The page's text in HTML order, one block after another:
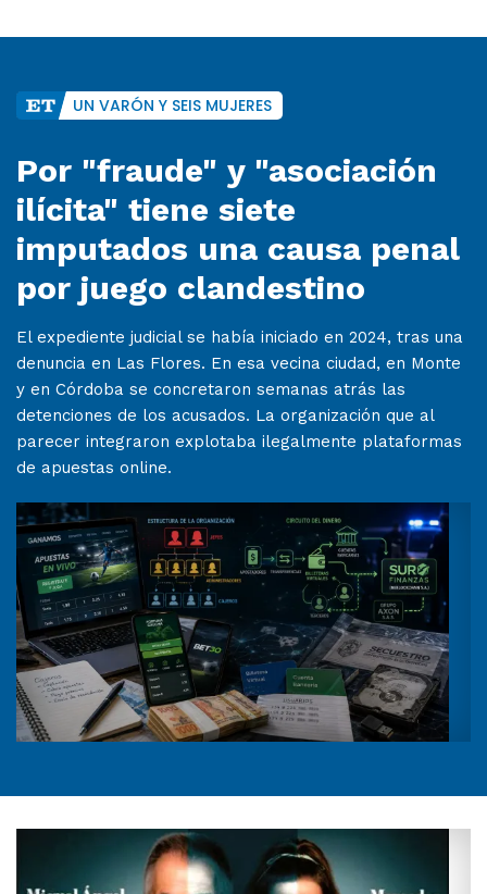
UN VARÓN Y SEIS MUJERES
Por "fraude" y "asociación
ilícita" tiene siete
imputados una causa penal
por juego clandestino
El expediente judicial se había iniciado en 2024, tras una
denuncia en Las Flores. En esa vecina ciudad, en Monte
y en Córdoba se concretaron semanas atrás las
detenciones de los acusados. La organización que al
parecer integraron explotaba ilegalmente plataformas
de apuestas online.